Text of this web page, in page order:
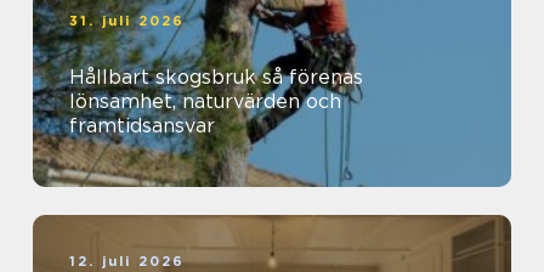
31. juli 2026
Hållbart skogsbruk så förenas
lönsamhet, naturvärden och
framtidsansvar
12. juli 2026